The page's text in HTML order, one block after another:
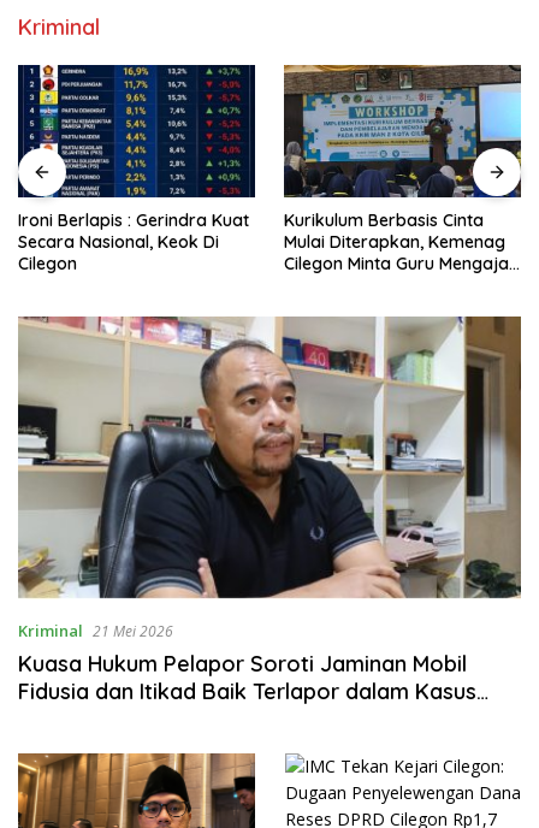
Kriminal
Ironi Berlapis : Gerindra Kuat
Secara Nasional, Keok Di
Cilegon
Kurikulum Berbasis Cinta
Mulai Diterapkan, Kemenag
Cilegon Minta Guru Mengajar
Kriminal 21 Mei 2026
Kuasa Hukum Pelapor Soroti Jaminan Mobil
Fidusia dan Itikad Baik Terlapor dalam Kasus